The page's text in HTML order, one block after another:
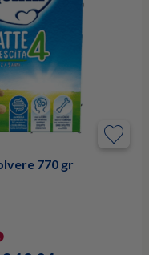
770 gr